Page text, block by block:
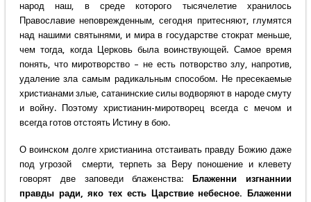
народ наш, в среде которого тысячелетие хранилось
Православие неповрежденным, сегодня притесняют, глумятся
над нашими святынями, и мира в государстве стократ меньше,
чем тогда, когда Церковь была воинствующей. Самое время
понять, что миротворство – не есть потворство злу, напротив,
удаление зла самым радикальным способом. Не пресекаемые
христианами злые, сатанинские силы водворяют в народе смуту
и войну. Поэтому христианин-миротворец всегда с мечом и
всегда готов отстоять Истину в бою.
О воинском долге христианина отстаивать правду Божию даже
под угрозой смерти, терпеть за Веру поношение и клевету
говорят две заповеди блаженства:
Блаженни изгнаннии
правды ради, яко тех есть Царствие небесное. Блаженни